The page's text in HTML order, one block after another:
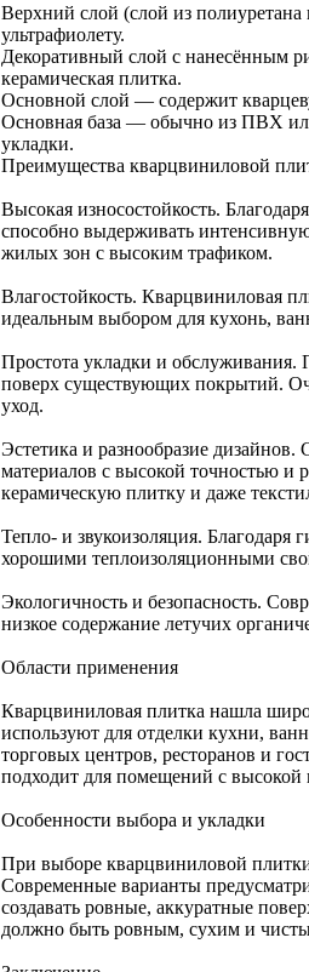
Верхний слой (слой из полиуретана
ультрафиолету.
Декоративный слой с нанесённым
керамическая плитка.
Основной слой — содержит
Основная база — обычно из ПВХ или
укладки.
Преимущества кварцвиниловой
Высокая износостойкость.
способно выдерживать
жилых зон с высоким трафиком.
Влагостойкость. Кварцвиниловая
идеальным выбором для кухонь,
Простота укладки и обслуживания.
поверх существующих покрытий.
уход.
Эстетика и разнообразие
материалов с высокой точностью и
керамическую плитку и даже
Тепло- и звукоизоляция. Благодаря
хорошими теплоизоляционными
Экологичность и безопасность.
низкое содержание летучих
Области применения
Кварцвиниловая плитка нашла
используют для отделки кухни,
торговых центров, ресторанов и
подходит для помещений с
Особенности выбора и укладки
При выборе кварцвиниловой
Современные варианты
создавать ровные, аккуратные
должно быть ровным, сухим и